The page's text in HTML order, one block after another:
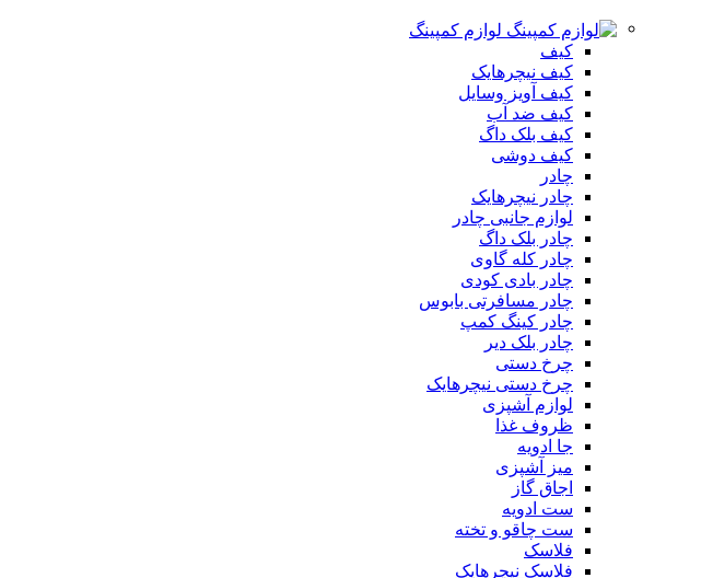
لوازم کمپینگ
کیف
کیف نیچرهایک
کیف آویز وسایل
کیف ضد آب
کیف بلک داگ
کیف دوشی
چادر
چادر نیچرهایک
لوازم جانبی چادر
چادر بلک داگ
چادر کله گاوی
چادر بادی کودی
چادر مسافرتی بابوس
چادر کینگ کمپ
چادر بلک دیر
چرخ دستی
چرخ دستی نیچرهایک
لوازم آشپزی
ظروف غذا
جا ادویه
میز آشپزی
اجاق گاز
ست ادویه
ست چاقو و تخته
فلاسک
فلاسک نیچرهایک